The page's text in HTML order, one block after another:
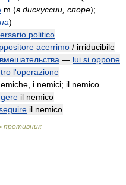
m (в дискуссии, споре);
)
politico
acerrimo / irriducibile
— lui si oppone
l'operazione
i nemici; il nemico
il nemico
il nemico
противник